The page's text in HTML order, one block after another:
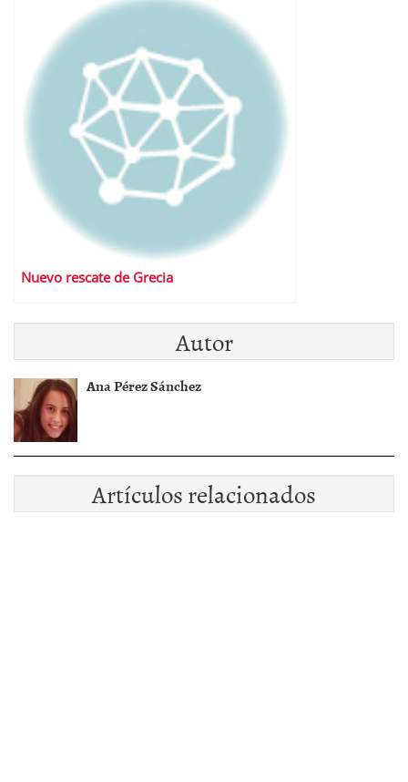
Nuevo rescate de Grecia
Autor
Ana Pérez Sánchez
Artículos relacionados